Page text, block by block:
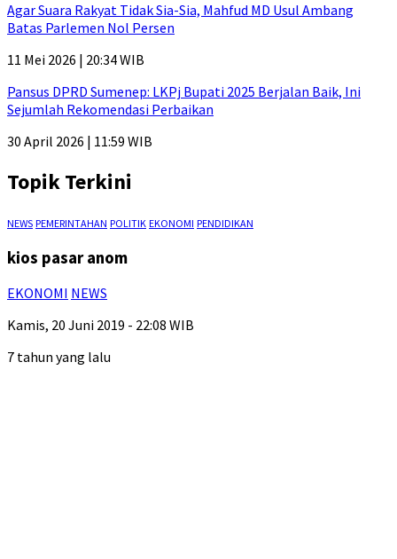
Agar Suara Rakyat Tidak Sia-Sia, Mahfud MD Usul Ambang
Batas Parlemen Nol Persen
11 Mei 2026 | 20:34 WIB
Pansus DPRD Sumenep: LKPj Bupati 2025 Berjalan Baik, Ini
Sejumlah Rekomendasi Perbaikan
30 April 2026 | 11:59 WIB
Topik Terkini
NEWS PEMERINTAHAN POLITIK EKONOMI PENDIDIKAN
kios pasar anom
EKONOMI NEWS
Kamis, 20 Juni 2019 - 22:08 WIB
7 tahun yang lalu